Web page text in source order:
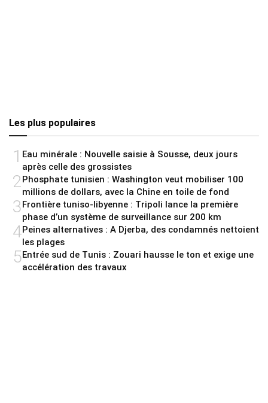
Les plus populaires
1 Eau minérale : Nouvelle saisie à Sousse, deux jours
après celle des grossistes
2 Phosphate tunisien : Washington veut mobiliser 100
millions de dollars, avec la Chine en toile de fond
3Frontière tuniso-libyenne : Tripoli lance la première
phase d’un système de surveillance sur 200 km
4Peines alternatives : A Djerba, des condamnés nettoient
les plages
5Entrée sud de Tunis : Zouari hausse le ton et exige une
accélération des travaux